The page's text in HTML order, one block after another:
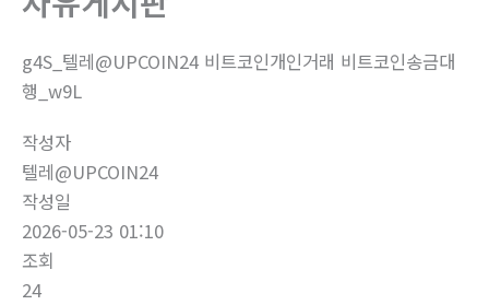
g4S_텔레@UPCOIN24 비트코인개인거래 비트코인송금대
행_w9L
작성자
텔레@UPCOIN24
작성일
2026-05-23 01:10
조회
24